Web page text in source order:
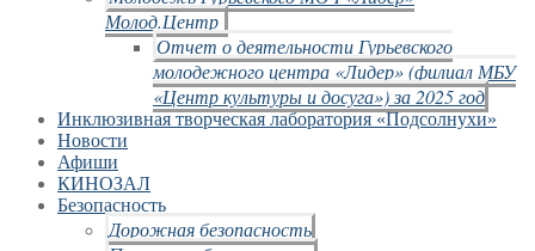
Молод.Центр
Отчет о деятельности Гурьевского
молодежного центра «Лидер» (филиал МБУ
«Центр культуры и досуга») за 2025 год
Инклюзивная творческая лаборатория «Подсолнухи»
Новости
Афиши
КИНОЗАЛ
Безопасность
Дорожная безопасность